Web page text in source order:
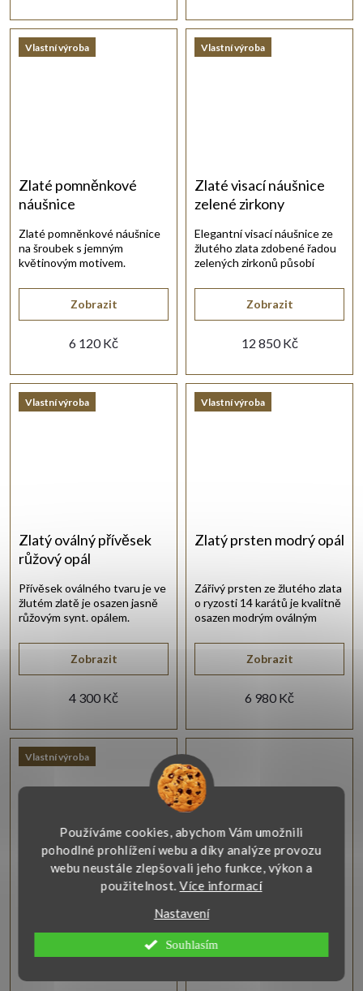
Používáme cookies, abychom Vám umožnili
pohodlné prohlížení webu a díky analýze provozu
webu neustále zlepšovali jeho funkce, výkon a
použitelnost.Více informací
Nastavení
Souhlasím
Vlastní výroba
Zlaté pomněnkové
náušnice
6 120 Kč
Zobrazit
Zlaté pomněnkové náušnice
na šroubek s jemným
květinovým motivem.
Vlastní výroba
Zlaté visací náušnice
zelené zirkony
12 850 Kč
Zobrazit
Elegantní visací náušnice ze
žlutého zlata zdobené řadou
zelených zirkonů působí
prodlužují linii krku.
Vlastní výroba
Zlatý oválný přívěsek
růžový opál
4 300 Kč
Zobrazit
Přívěsek oválného tvaru je ve
žlutém zlatě je osazen jasně
růžovým synt. opálem.
Vlastní výroba
Zlatý prsten modrý opál
6 980 Kč
Zobrazit
Zářivý prsten ze žlutého zlata
o ryzosti 14 karátů je kvalitně
osazen modrým oválným
Vlastní výroba
Zlatý přívěs přírodní
Přívěsek ve žlutém lesklém
zlatě 14-kt. je osazen zeleno -
Zlatý řetízek ankr žluté
zlato
Zlatý řetízek ankr jemně
vybrušovaný, díky čemuž se